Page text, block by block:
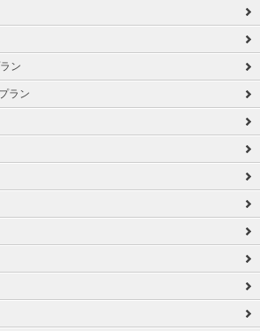
ン
ラン